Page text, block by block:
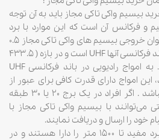
بیسیم واکی تاکی مجاز باید به آن توجه
و فرکانس آن است که این موارد با برد
بیسیم رابطه مستقیم دارد. توان خروجی بیسیم های واکی تاکی مجاز ۰.۵
وات یا ۵۰۰ میلی وات بوده و باند فرکانسی آنها UHF است و در بازه ( ۴۳۳.۵
– ۴۳۳ ) مگاهرتز قرار دارد. به امواج رادیویی در باند فرکانسی UHF
این امواج دارای قدرت کافی برای عبور از
موانع و انتقال پیام شما میباشد . اگر افراد در یک برج ۲۰ یا ۳۰ طبقه
می‌توانند با بیسیم واکی تاکی مجاز با
خود را ارسال و دریافت نمایند.
بسیم های واکی تاکی مجاز برد مفید تا ۱۵۰۰ متر را دارا هستند و در